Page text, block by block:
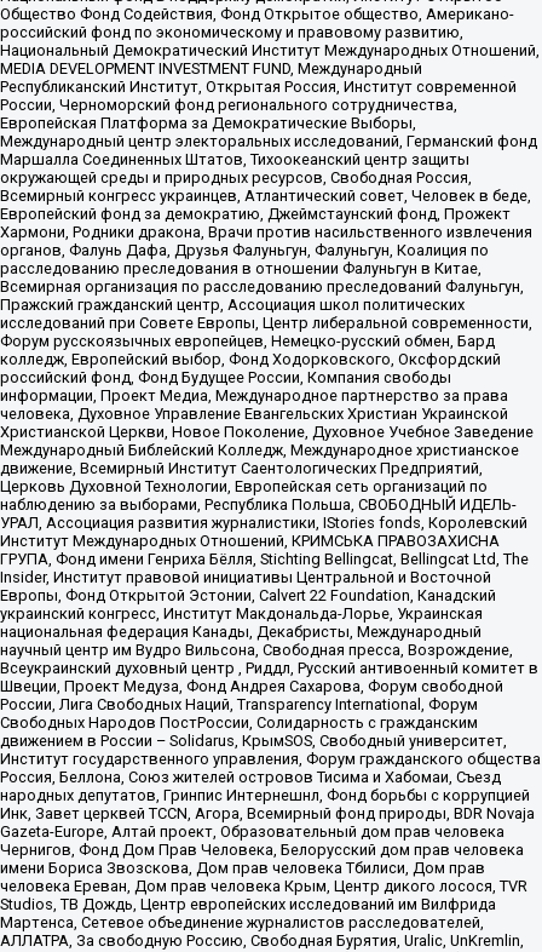
Общество Фонд Содействия, Фонд Открытое общество, Американо-
российский фонд по экономическому и правовому развитию,
Национальный Демократический Институт Международных Отношений,
MEDIA DEVELOPMENT INVESTMENT FUND, Международный
Республиканский Институт, Открытая Россия, Институт современной
России, Черноморский фонд регионального сотрудничества,
Европейская Платформа за Демократические Выборы,
Международный центр электоральных исследований, Германский фонд
Маршалла Соединенных Штатов, Тихоокеанский центр защиты
окружающей среды и природных ресурсов, Свободная Россия,
Всемирный конгресс украинцев, Атлантический совет, Человек в беде,
Европейский фонд за демократию, Джеймстаунский фонд, Прожект
Хармони, Родники дракона, Врачи против насильственного извлечения
органов, Фалунь Дафа, Друзья Фалуньгун, Фалуньгун, Коалиция по
расследованию преследования в отношении Фалуньгун в Китае,
Всемирная организация по расследованию преследований Фалуньгун,
Пражский гражданский центр, Ассоциация школ политических
исследований при Совете Европы, Центр либеральной современности,
Форум русскоязычных европейцев, Немецко-русский обмен, Бард
колледж, Европейский выбор, Фонд Ходорковского, Оксфордский
российский фонд, Фонд Будущее России, Компания свободы
информации, Проект Медиа, Международное партнерство за права
человека, Духовное Управление Евангельских Христиан Украинской
Христианской Церкви, Новое Поколение, Духовное Учебное Заведение
Международный Библейский Колледж, Международное христианское
движение, Всемирный Институт Саентологических Предприятий,
Церковь Духовной Технологии, Европейская сеть организаций по
наблюдению за выборами, Республика Польша, СВОБОДНЫЙ ИДЕЛЬ-
УРАЛ, Ассоциация развития журналистики, IStories fonds, Королевский
Институт Международных Отношений, КРИМСЬКА ПРАВОЗАХИСНА
ГРУПА, Фонд имени Генриха Бёлля, Stichting Bellingcat, Bellingcat Ltd, The
Insider, Институт правовой инициативы Центральной и Восточной
Европы, Фонд Открытой Эстонии, Calvert 22 Foundation, Канадский
украинский конгресс, Институт Макдональда-Лорье, Украинская
национальная федерация Канады, Декабристы, Международный
научный центр им Вудро Вильсона, Свободная пресса, Возрождение,
Всеукраинский духовный центр , Риддл, Русский антивоенный комитет в
Швеции, Проект Медуза, Фонд Андрея Сахарова, Форум свободной
России, Лига Свободных Наций, Transparеncy International, Форум
Свободных Народов ПостРоссии, Солидарность с гражданским
движением в России – Solidarus, КрымSOS, Свободный университет,
Институт государственного управления, Форум гражданского общества
Россия, Беллона, Союз жителей островов Тисима и Хабомаи, Съезд
народных депутатов, Гринпис Интернешнл, Фонд борьбы с коррупцией
Инк, Завет церквей TCCN, Агора, Всемирный фонд природы, BDR Novaja
Gazeta-Europe, Алтай проект, Образовательный дом прав человека
Чернигов, Фонд Дом Прав Человека, Белорусский дом прав человека
имени Бориса Звозскова, Дом прав человека Тбилиси, Дом прав
человека Ереван, Дом прав человека Крым, Центр дикого лосося, TVR
Studios, ТВ Дождь, Центр европейских исследований им Вилфрида
Мартенса, Сетевое объединение журналистов расследователей,
АЛЛАТРА, За свободную Россию, Свободная Бурятия, Uralic, UnKremlin,